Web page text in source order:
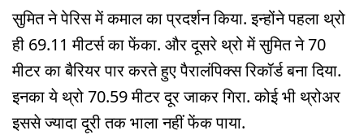
सुमित ने पेरिस में कमाल का प्रदर्शन किया. इन्होंने पहला थ्रो
ही 69.11 मीटर्स का फेंका. और दूसरे थ्रो में सुमित ने 70
मीटर का बैरियर पार करते हुए पैरालंपिक्स रिकॉर्ड बना दिया.
इनका ये थ्रो 70.59 मीटर दूर जाकर गिरा. कोई भी थ्रोअर
इससे ज्यादा दूरी तक भाला नहीं फेंक पाया.